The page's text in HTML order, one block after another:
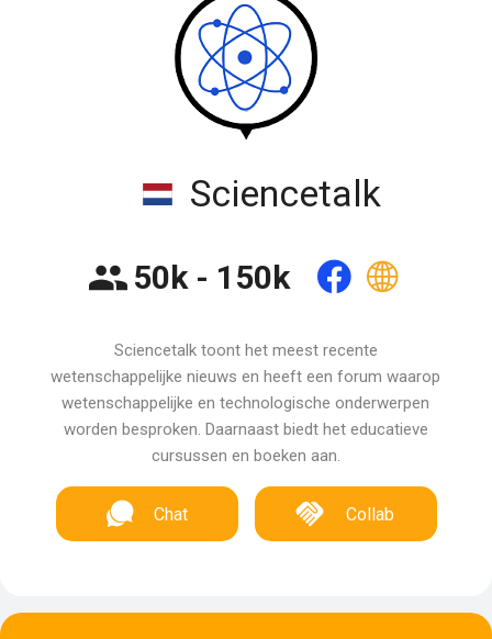
Sciencetalk
50k - 150k
Sciencetalk toont het meest recente
wetenschappelijke nieuws en heeft een forum waarop
wetenschappelijke en technologische onderwerpen
worden besproken. Daarnaast biedt het educatieve
cursussen en boeken aan.
Chat Collab